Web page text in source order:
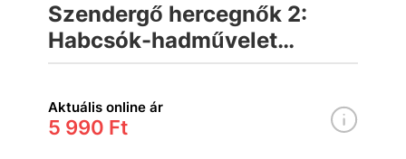
Szendergő hercegnők 2:
Habcsók-hadművelet
társasjáték
Aktuális online ár
5 990 Ft